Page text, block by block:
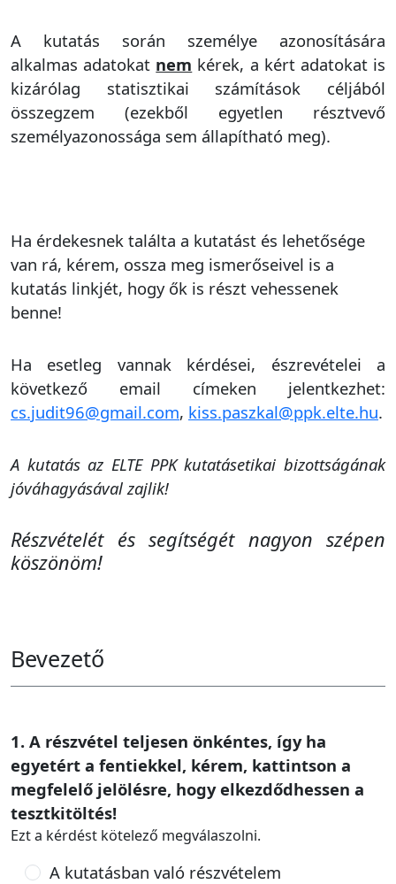
A kutatás során személye azonosítására
alkalmas adatokat nem kérek, a kért adatokat is
kizárólag statisztikai számítások céljából
összegzem (ezekből egyetlen résztvevő
személyazonossága sem állapítható meg).
Ha érdekesnek találta a kutatást és lehetősége
van rá, kérem, ossza meg ismerőseivel is a
kutatás linkjét, hogy ők is részt vehessenek
benne!
Ha esetleg vannak kérdései, észrevételei a
következő email címeken jelentkezhet:
cs.judit96@gmail.com, kiss.paszkal@ppk.elte.hu.
A kutatás az ELTE PPK kutatásetikai bizottságának
jóváhagyásával zajlik!
Részvételét és segítségét nagyon szépen
köszönöm!
Bevezető
1. A részvétel teljesen önkéntes, így ha
egyetért a fentiekkel, kérem, kattintson a
megfelelő jelölésre, hogy elkezdődhessen a
tesztkitöltés!
Ezt a kérdést kötelező megválaszolni.
A kutatásban való részvételem